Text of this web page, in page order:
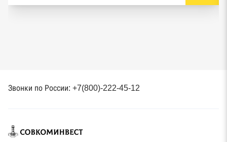
Звонки по России: +7(800)-222-45-12